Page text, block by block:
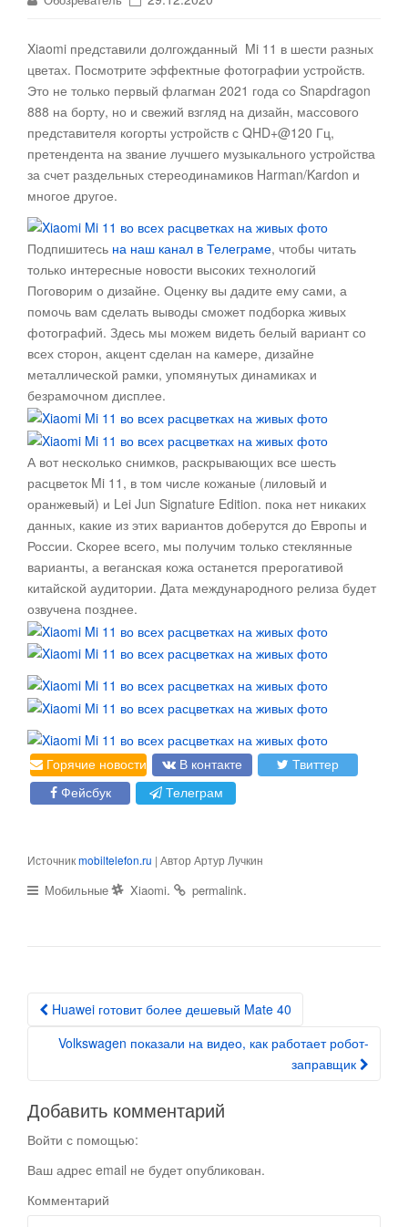
Xiaomi представили долгожданный Mi 11 в шести разных
цветах. Посмотрите эффектные фотографии устройств.
Это не только первый флагман 2021 года со Snapdragon
888 на борту, но и свежий взгляд на дизайн, массового
представителя когорты устройств с QHD+@120 Гц,
претендента на звание лучшего музыкального устройства
за счет раздельных стереодинамиков Harman/Kardon и
многое другое.
Подпишитесь на наш канал в Телеграме, чтобы читать
только интересные новости высоких технологий
Поговорим о дизайне. Оценку вы дадите ему сами, а
помочь вам сделать выводы сможет подборка живых
фотографий. Здесь мы можем видеть белый вариант со
всех сторон, акцент сделан на камере, дизайне
металлической рамки, упомянутых динамиках и
безрамочном дисплее.
А вот несколько снимков, раскрывающих все шесть
расцветок Mi 11, в том числе кожаные (лиловый и
оранжевый) и Lei Jun Signature Edition. пока нет никаких
данных, какие из этих вариантов доберутся до Европы и
России. Скорее всего, мы получим только стеклянные
варианты, а веганская кожа останется прерогативой
китайской аудитории. Дата международного релиза будет
озвучена позднее.
Горячие новости В контакте
Твиттер
Фейсбук
Телеграм
Источникmobiltelefon.ru | Автор Артур Лучкин
Мобильные Xiaomi. permalink.
Post navigation
Huawei готовит более дешевый Mate 40
Volkswagen показали на видео, как работает робот-
заправщик
Добавить комментарий
Войти с помощью:
Ваш адрес email не будет опубликован.
Комментарий